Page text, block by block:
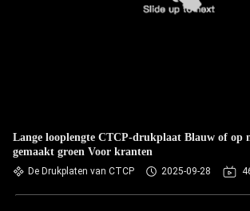
Lange looplengte CTCP-drukplaat Blauw of op
gemaakt groen Voor kranten
De Drukplaten van CTCP 2025-09-28